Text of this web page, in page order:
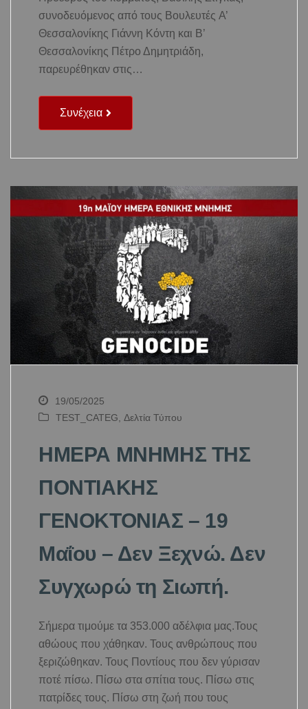
συνοδευόμενος από τους Βουλευτές A’
Θεσσαλονίκης Γιάννη Κόντη και Β’
Θεσσαλονίκης Πέτρο Δημητριάδη,
παρευρέθηκαν στις…
Συνέχεια
19/05/2025
TEST_CATEG Δελτία Τύπου
ΗΜΕΡΑ ΜΝΗΜΗΣ ΤΗΣ
ΠΟΝΤΙΑΚΗΣ
ΓΕΝΟΚΤΟΝΙΑΣ – 19
Μαΐου – Δεν Ξεχνώ. Δεν
Συγχωρώ τη Σιωπή.
Σήμερα τιμούμε τα 353.000 αδέλφια μας.Τους
αθώους που χάθηκαν. Τους ανθρώπους που
ξεριζώθηκαν. Τους Ποντίους που δεν γύρισαν
ποτέ πίσω. Πίσω στα σπίτια τους. Πίσω στις
πατρίδες τους. Πίσω στη ζωή που τους